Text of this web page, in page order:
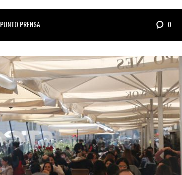
PUNTO PRENSA 0